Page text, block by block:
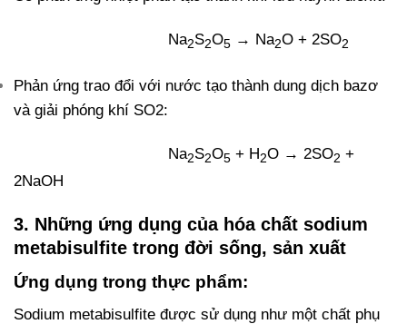
Na2S2O5 → Na2O + 2SO2
Phản ứng trao đổi với nước tạo thành dung dịch bazơ
và giải phóng khí SO2:
Na2S2O5 + H2O → 2SO2 +
2NaOH
3. Những ứng dụng của hóa chất sodium
metabisulfite trong đời sống, sản xuất
Ứng dụng trong thực phẩm:
Sodium metabisulfite được sử dụng như một chất phụ